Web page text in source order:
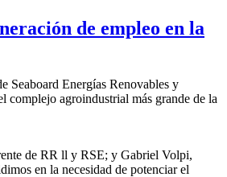
de empleo en la
Seaboard Energías Renovables y
complejo agroindustrial más grande de la
de RR ll y RSE; y Gabriel Volpi,
en la necesidad de potenciar el